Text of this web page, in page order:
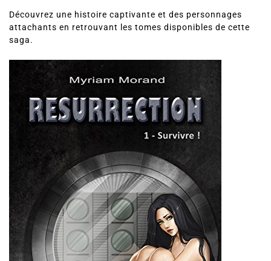
Découvrez une histoire captivante et des personnages
attachants en retrouvant les tomes disponibles de cette
saga.